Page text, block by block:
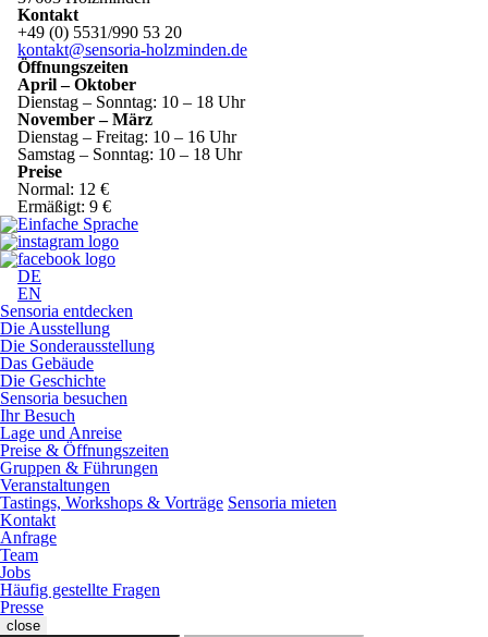
Kontakt
+49 (0) 5531/990 53 20
kontakt@sensoria-holzminden.de
Öffnungszeiten
April – Oktober
Dienstag – Sonntag: 10 – 18 Uhr
November – März
Dienstag – Freitag: 10 – 16 Uhr
Samstag – Sonntag: 10 – 18 Uhr
Preise
Normal: 12 €
Ermäßigt: 9 €
DE
EN
Sensoria entdecken
Die Ausstellung
Die Sonderausstellung
Das Gebäude
Die Geschichte
Sensoria besuchen
Ihr Besuch
Lage und Anreise
Preise & Öffnungszeiten
Gruppen & Führungen
Veranstaltungen
Tastings, Workshops & Vorträge Sensoria mieten
Kontakt
Anfrage
Team
Jobs
Häufig gestellte Fragen
Presse
close